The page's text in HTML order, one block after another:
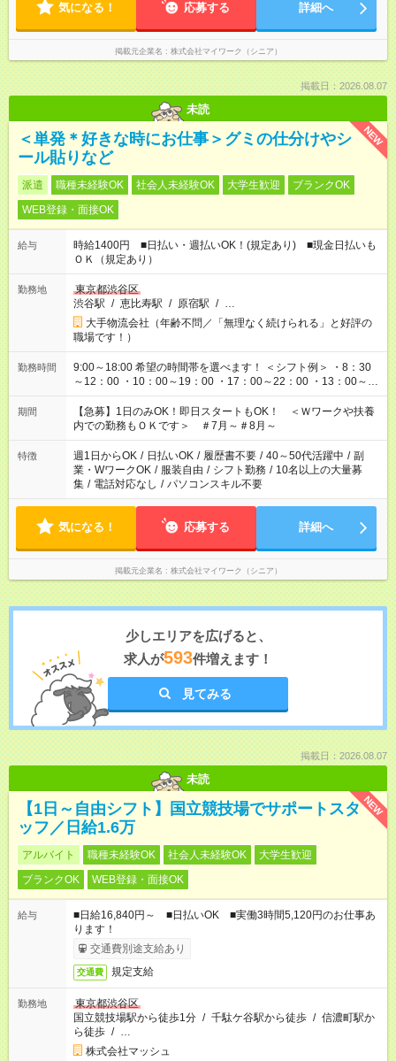
気になる！ 応募する 詳細へ
掲載元企業名 株式会社マイワーク（シニア）
掲載日：2026.08.07
未読
NEW
＜単発＊好きな時にお仕事＞グミの仕分けやシ
ール貼りなど
派遣 職種未経験OK 社会人未経験OK 大学生歓迎
ブランクOK
WEB登録・面接OK
給与
時給1400円 ■日払い・週払いOK！(規定あり) ■現金日払いも
ＯＫ（規定あり）
勤務地
東京都渋谷区
渋谷駅 / 恵比寿駅 / 原宿駅 / …
大手物流会社（年齢不問／「無理なく続けられる」と好評の
職場です！）
勤務時間
9:00～18:00 希望の時間帯を選べます！ ＜シフト例＞ ・8：30
～12：00 ・10：00～19：00 ・17：00～22：00 ・13：00～
22：00 ・22：00～翌6：00 など
期間
【急募】1日のみOK！即日スタートもOK！ ＜Ｗワークや扶養
内での勤務もＯＫです＞ ＃7月～＃8月～
特徴 週1日からOK / 日払いOK / 履歴書不要 / 40～50代活躍中 / 副
業・WワークOK / 服装自由 / シフト勤務 / 10名以上の大量募
集 / 電話対応なし / パソコンスキル不要
気になる！ 応募する 詳細へ
掲載元企業名 株式会社マイワーク（シニア）
少しエリアを広げると、
求人が593件増えます！
見てみる
掲載日：2026.08.07
未読
NEW
【1日～自由シフト】国立競技場でサポートスタ
ッフ／日給1.6万
アルバイト 職種未経験OK 社会人未経験OK
大学生歓迎
ブランクOK
WEB登録・面接OK
給与
■日給16,840円～ ■日払いOK ■実働3時間5,120円のお仕事あ
ります！
交通費別途支給あり
交通費 規定支給
勤務地
東京都渋谷区
国立競技場駅から徒歩1分 / 千駄ケ谷駅から徒歩 / 信濃町駅か
ら徒歩 / …
株式会社マッシュ